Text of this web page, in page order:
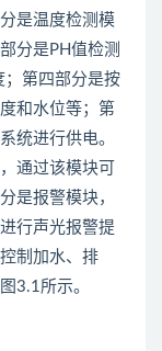
是温度检测模
分是PH值检测
；第四部分是按
和水位等；第
统进行供电。
通过该模块可
是报警模块，
行声光报警提
制加水、排
3.1所示。